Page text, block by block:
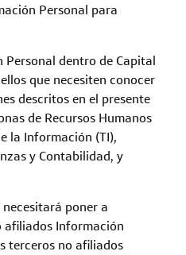
Personal para
Personal dentro de Capital
que necesiten conocer
descritos en el presente
de Recursos Humanos
la Información (TI),
y Contabilidad, y
necesitará poner a
afiliados Información
terceros no afiliados